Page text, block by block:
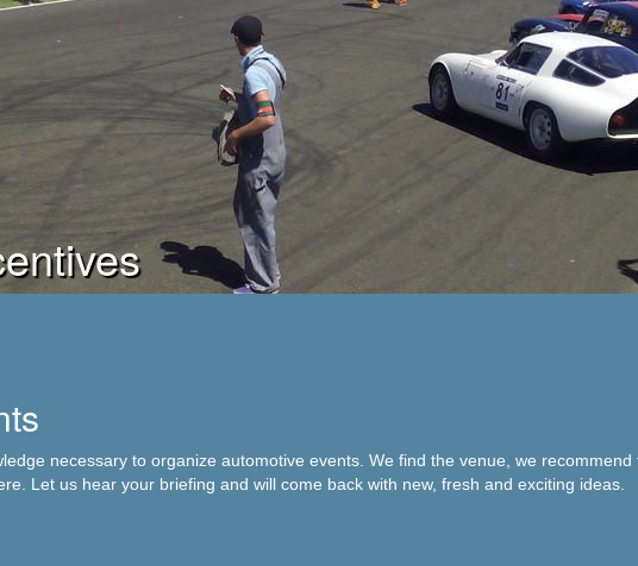
necessary to organize automotive events. We find the venue, we
Let us hear your briefing and will come back with new, fresh and exciting ideas.